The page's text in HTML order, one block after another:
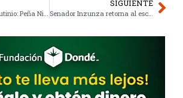
SIGUIENTE
Senador Inzunza retorna al escaño tras licencia récord de 10 horas